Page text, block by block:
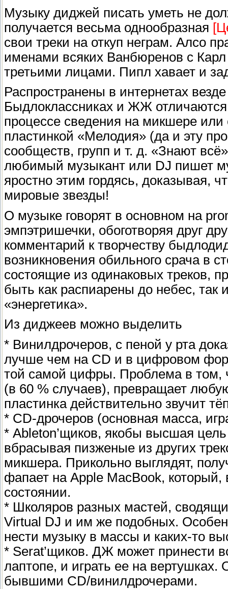
Музыку диджей писать уметь не
получается весьма однообразная
свои треки на откуп неграм. Алсо
именами всяких Ванбюренов с
третьими лицами. Пипл хавает и
Распространены в интернетах
Быдлоклассниках и ЖЖ
процессе сведения на микшере или
пластинкой «Мелодия» (да и эту
сообществ, групп и т. д. «Знают
любимый музыкант или DJ пишет
яростно этим гордясь, доказывая,
мировые звезды!
О музыке говорят в основном на
эмпэтришечки, обоготворяя друг
комментарий к творчеству
возникновения обильного срача в
состоящие из одинаковых треков,
быть как распиарены до небес, так
«энергетика».
Из диджеев можно выделить
* Винилдрочеров, с пеной у рта
лучше чем на CD и в цифровом
той самой цифры. Проблема в том,
(в 60 % случаев), превращает
пластинка действительно звучит
* CD-дрочеров (основная масса,
* Ableton’щиков, якобы высшая
вбрасывая пизженые из других
микшера. Прикольно выглядят,
фапает на Apple MacBook, который,
состоянии.
* Школяров разных мастей,
Virtual DJ и им же подобных.
нести музыку в массы и каких-то
* Serat’щиков. ДЖ может принести
лаптопе, и играть ее на
бывшими CD/винилдрочерами.